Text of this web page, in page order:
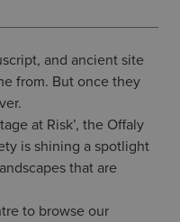
and ancient site
from. But once they
at Risk’, the Offaly
is shining a spotlight
that are
to browse our